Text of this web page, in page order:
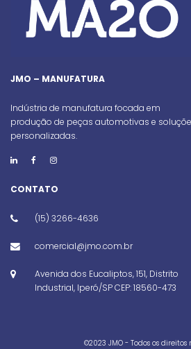
JMO – MANUFATURA
Indústria de manufatura focada em
produção de peças automotivas e
personalizadas.
CONTATO
(15) 3266-4636
comercial@jmo.com.br
Avenida dos Eucaliptos, 151, Distrito
Industrial, Iperó/SP CEP: 18560-473
©️2023 JMO - Todos os direitos